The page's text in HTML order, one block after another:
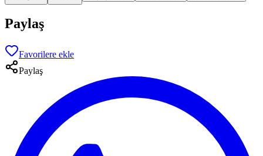
Paylaş
Favorilere ekle
Paylaş